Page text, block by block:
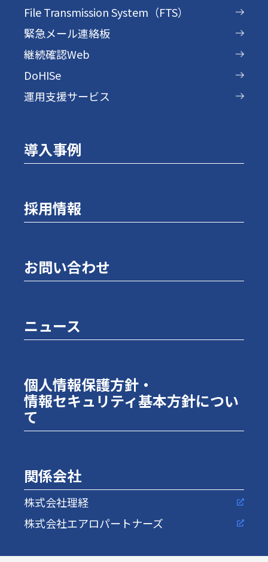
File Transmission System（FTS）
緊急メール連絡板
継続確認Web
DoHISe
運用支援サービス
導入事例
採用情報
お問い合わせ
ニュース
個人情報保護方針・
情報セキュリティ基本方針につい
て
関係会社
株式会社理経
株式会社エアロパートナーズ